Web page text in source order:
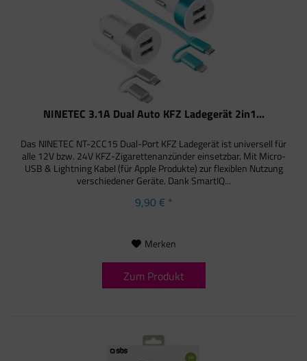
NINETEC 3.1A Dual Auto KFZ Ladegerät 2in1...
Das NINETEC NT-2CC15 Dual-Port KFZ Ladegerät ist universell für
alle 12V bzw. 24V KFZ-Zigarettenanzünder einsetzbar. Mit Micro-
USB & Lightning Kabel (für Apple Produkte) zur flexiblen Nutzung
verschiedener Geräte. Dank SmartIQ...
9,90 € *
Merken
Zum Produkt